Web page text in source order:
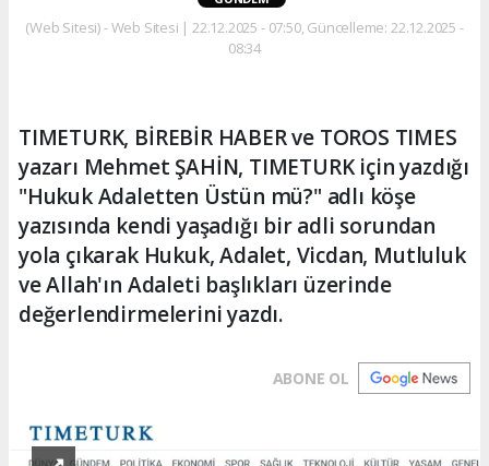
(Web Sitesi) - Web Sitesi | 22.12.2025 - 07:50, Güncelleme: 22.12.2025 -
08:34
TIMETURK, BİREBİR HABER ve TOROS TIMES
yazarı Mehmet ŞAHİN, TIMETURK için yazdığı
"Hukuk Adaletten Üstün mü?" adlı köşe
yazısında kendi yaşadığı bir adli sorundan
yola çıkarak Hukuk, Adalet, Vicdan, Mutluluk
ve Allah'ın Adaleti başlıkları üzerinde
değerlendirmelerini yazdı.
ABONE OL